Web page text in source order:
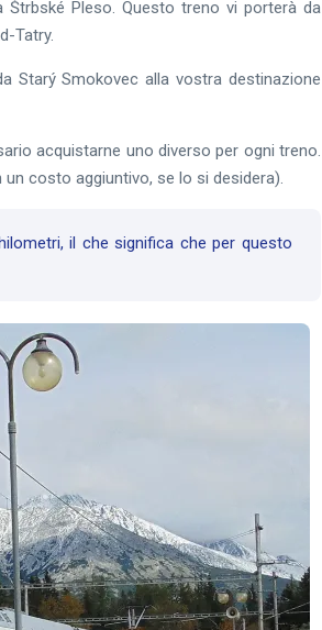
Pleso. Questo treno vi porterà da
Tatry.
Starý Smokovec alla vostra destinazione
acquistarne uno diverso per ogni treno.
costo aggiuntivo, se lo si desidera).
il che significa che per questo